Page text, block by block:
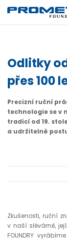
Odlitky
přes 100
Precizní ruční
technologie se v
tradicí od 19.
a udržitelné
Zkušenosti, ruční
v naší slévárně,
FOUNDRY